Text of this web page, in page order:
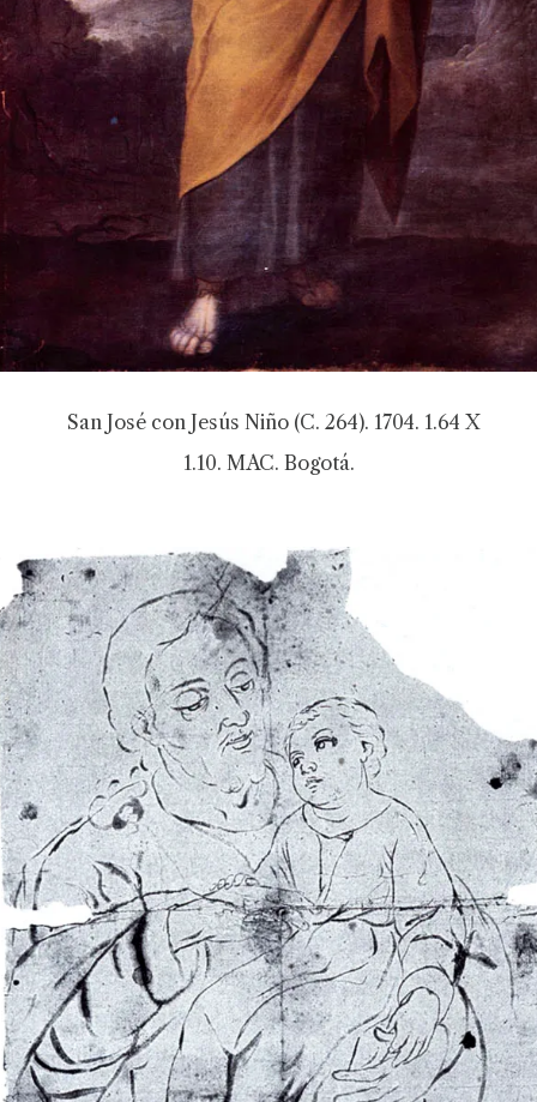
San José con Jesús Niño (C. 264). 1704. 1.64 X
1.10. MAC. Bogotá.